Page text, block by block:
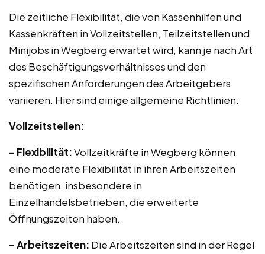
Die zeitliche Flexibilität, die von Kassenhilfen und
Kassenkräften in Vollzeitstellen, Teilzeitstellen und
Minijobs in Wegberg erwartet wird, kann je nach Art
des Beschäftigungsverhältnisses und den
spezifischen Anforderungen des Arbeitgebers
variieren. Hier sind einige allgemeine Richtlinien:
Vollzeitstellen:
– Flexibilität:Vollzeitkräfte in Wegberg können
eine moderate Flexibilität in ihren Arbeitszeiten
benötigen, insbesondere in
Einzelhandelsbetrieben, die erweiterte
Öffnungszeiten haben.
– Arbeitszeiten: Die Arbeitszeiten sind in der Regel